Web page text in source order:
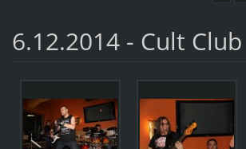
6.12.2014 - Cult Club